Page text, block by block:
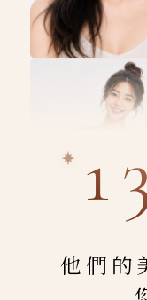
他們的